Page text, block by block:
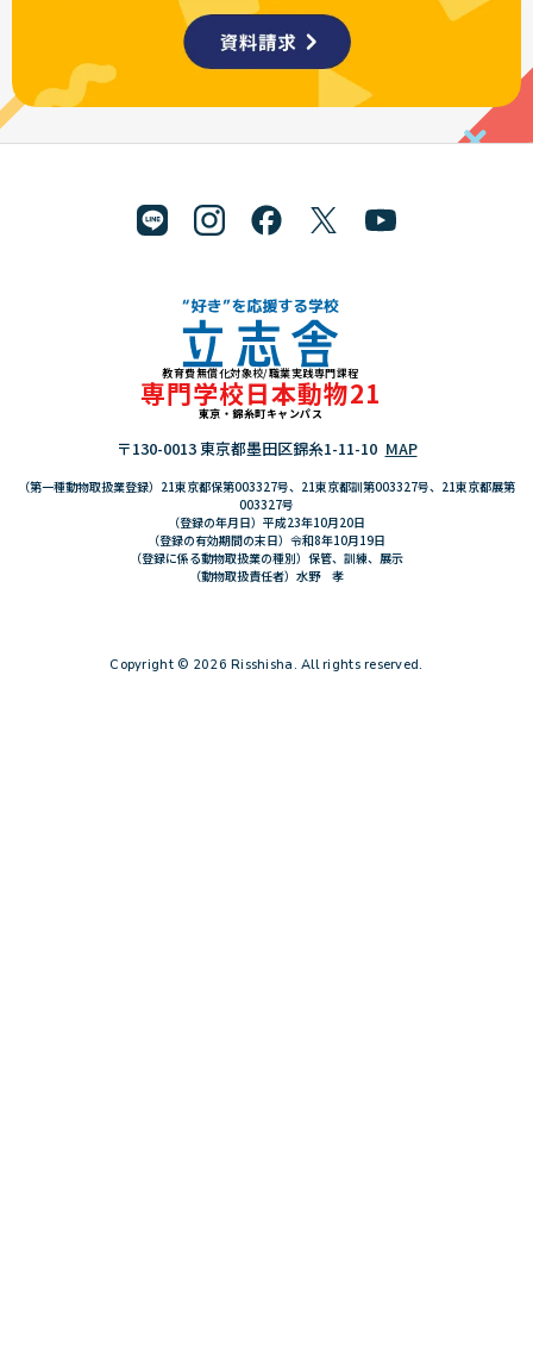
"好き"を応援する学校 立志舎
教育費無償化対象校/職業実践専門課程
専門学校日本動物21
東京・錦糸町キャンパス
〒130-0013 東京都墨田区錦糸1-11-10 MAP
（第一種動物取扱業登録）21東京都保第003327号、21東京都訓第003327号、21東京都展第
003327号
（登録の年月日）平成23年10月20日
（登録の有効期間の末日）令和8年10月19日
（登録に係る動物取扱業の種別）保管、訓練、展示
（動物取扱責任者）水野 孝
Copyright © 2026 Risshisha. All rights reserved.